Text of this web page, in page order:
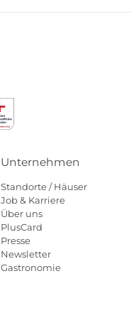
Unternehmen
Standorte / Häuser
Job & Karriere
Über uns
PlusCard
Presse
Newsletter
Gastronomie